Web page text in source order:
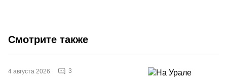
Смотрите также
4 августа 2026 3